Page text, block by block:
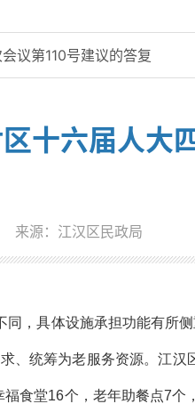
议第110号建议的答复
十六届人大
来源：江汉区民政局
同，具体设施承担功能有所
、统筹为老服务资源。江
福食堂16个，老年助餐点7